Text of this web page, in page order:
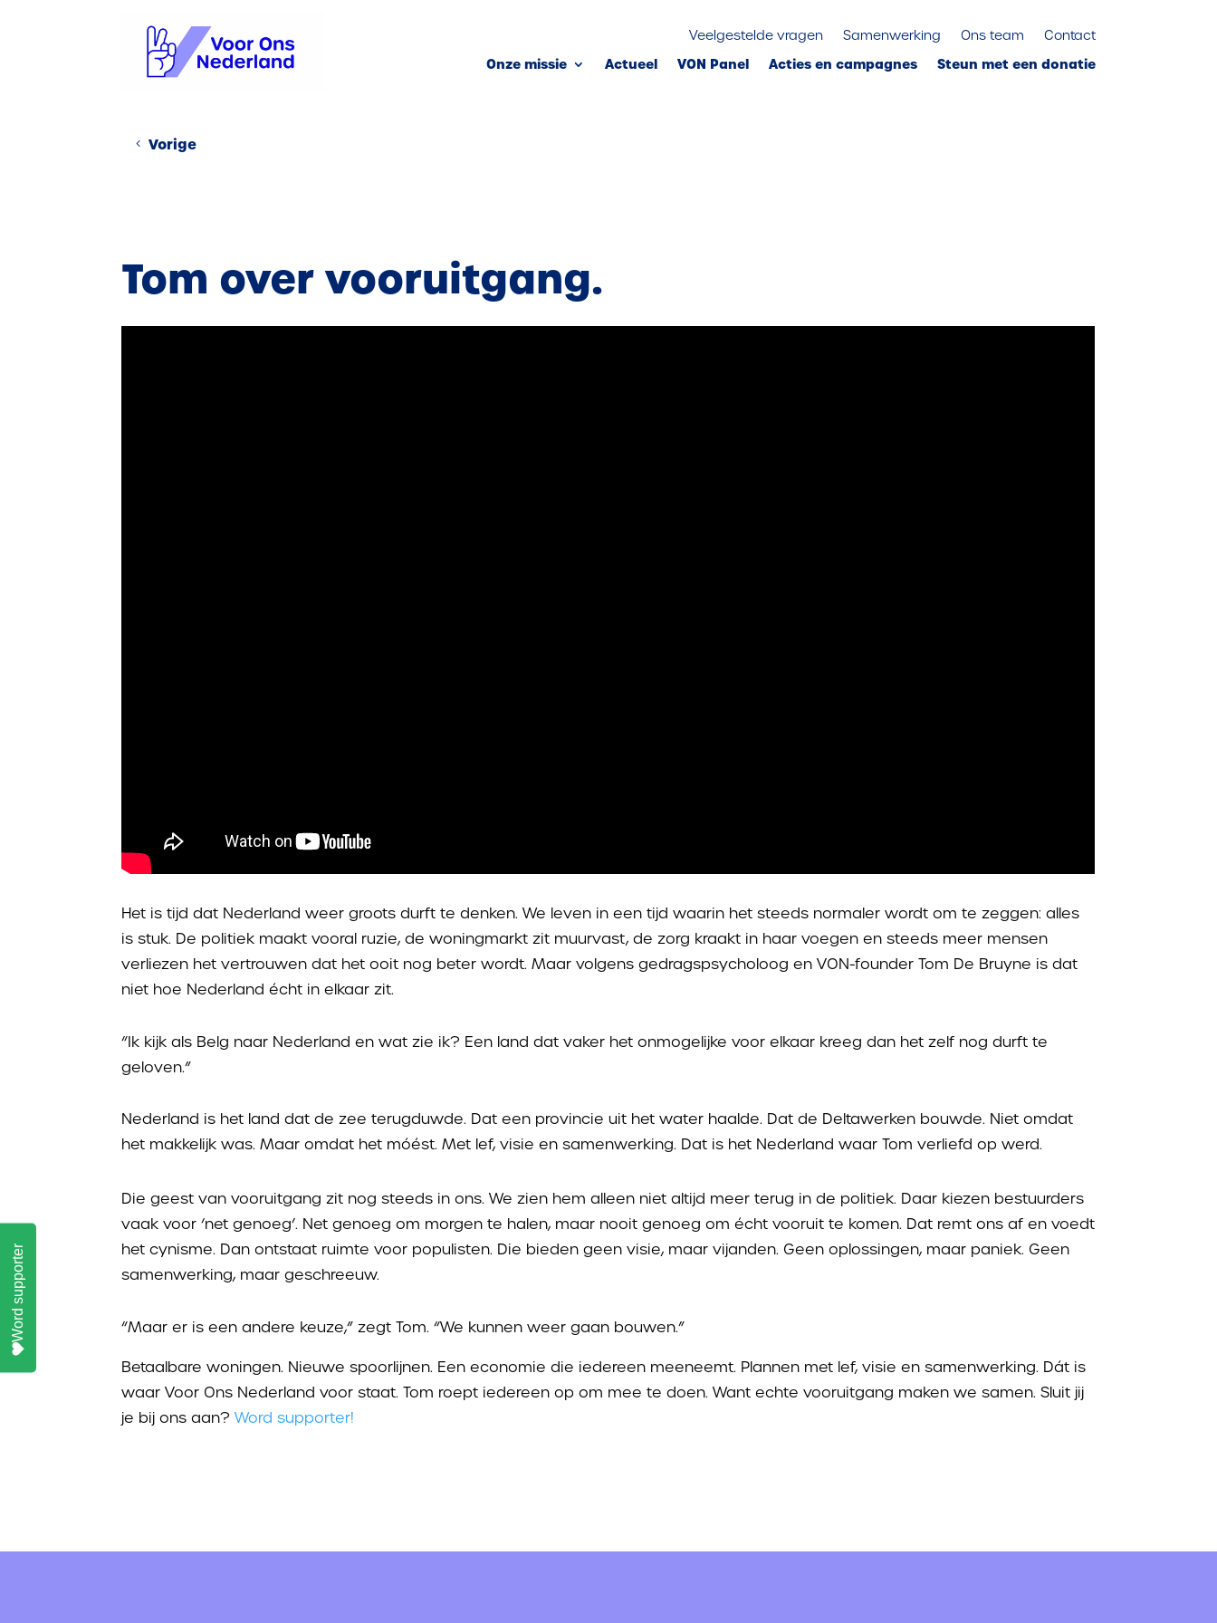
Veelgestelde vragen Samenwerking Ons team Contact
Onze missie Actueel VON Panel Acties en campagnes Steun met een donatie
Vorige
Tom over vooruitgang.
Het is tijd dat Nederland weer groots durft te denken. We leven in een tijd waarin het steeds normaler wordt om te zeggen: alles
is stuk. De politiek maakt vooral ruzie, de woningmarkt zit muurvast, de zorg kraakt in haar voegen en steeds meer mensen
verliezen het vertrouwen dat het ooit nog beter wordt. Maar volgens gedragspsycholoog en VON-founder Tom De Bruyne is dat
niet hoe Nederland écht in elkaar zit.
“Ik kijk als Belg naar Nederland en wat zie ik? Een land dat vaker het onmogelijke voor elkaar kreeg dan het zelf nog durft te
geloven.”
Nederland is het land dat de zee terugduwde. Dat een provincie uit het water haalde. Dat de Deltawerken bouwde. Niet omdat
het makkelijk was. Maar omdat het móést. Met lef, visie en samenwerking. Dat is het Nederland waar Tom verliefd op werd.
Die geest van vooruitgang zit nog steeds in ons. We zien hem alleen niet altijd meer terug in de politiek. Daar kiezen bestuurders
vaak voor ‘net genoeg’. Net genoeg om morgen te halen, maar nooit genoeg om écht vooruit te komen. Dat remt ons af en voedt
het cynisme. Dan ontstaat ruimte voor populisten. Die bieden geen visie, maar vijanden. Geen oplossingen, maar paniek. Geen
samenwerking, maar geschreeuw.
“Maar er is een andere keuze,” zegt Tom. “We kunnen weer gaan bouwen.”
Betaalbare woningen. Nieuwe spoorlijnen. Een economie die iedereen meeneemt. Plannen met lef, visie en samenwerking. Dát is
waar Voor Ons Nederland voor staat. Tom roept iedereen op om mee te doen. Want echte vooruitgang maken we samen. Sluit jij
je bij ons aan?Word supporter!
Word supporter